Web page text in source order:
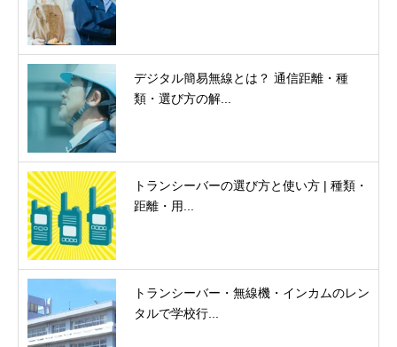
デジタル簡易無線とは？ 通信距離・種
類・選び方の解...
トランシーバーの選び方と使い方 | 種類・
距離・用...
トランシーバー・無線機・インカムのレン
タルで学校行...